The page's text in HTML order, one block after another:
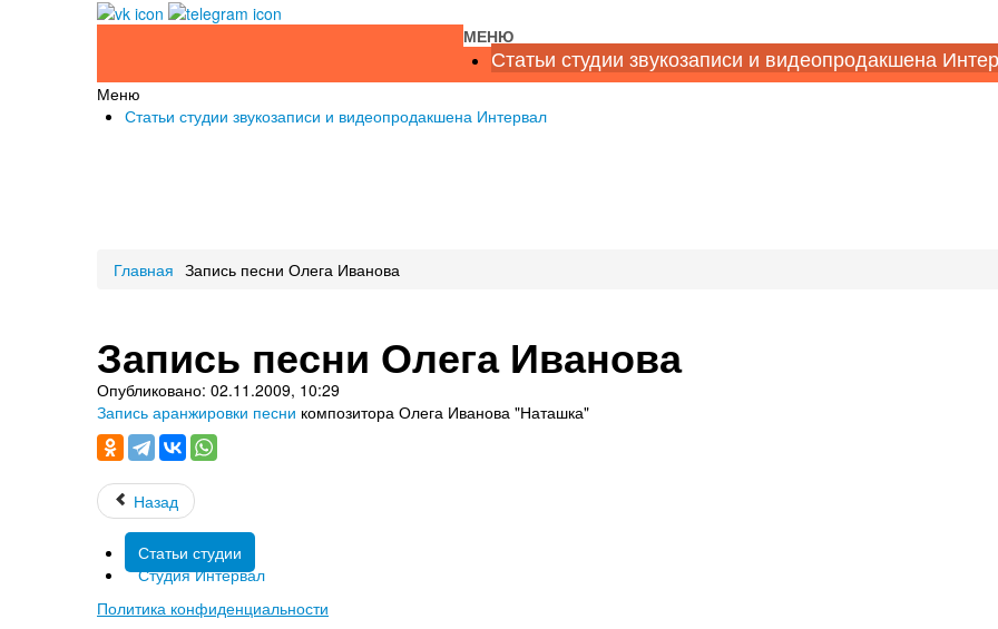
МЕНЮ
Статьи студии звукозаписи и видеопродакшена
Меню
Статьи студии звукозаписи и видеопродакшена Интервал
Главная Запись песни Олега Иванова
Запись песни Олега Иванова
Опубликовано: 02.11.2009, 10:29
Запись аранжировки песни композитора Олега Иванова "Наташка"
Назад
Статьи студии
Студия Интервал
Политика конфиденциальности